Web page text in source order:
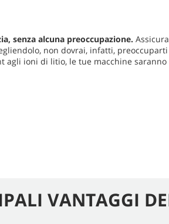
senza alcuna preoccupazione.
non dovrai, infatti,
agli ioni di litio, le tue macchine
VANTAGGI